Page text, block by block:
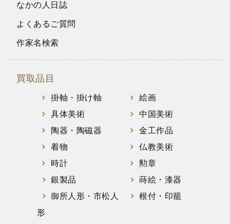
なかの人日誌
よくあるご質問
作家名検索
買取品目
掛軸・掛け軸
絵画
具体美術
中国美術
陶器・陶磁器
金工作品
着物
仏教美術
時計
勲章
銀製品
蒔絵・漆器
御所人形・市松人
形
根付・印籠